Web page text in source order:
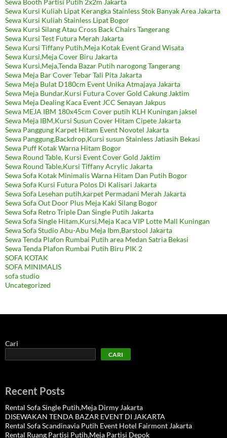
Sewa Kursi Kuliah Lipat Kerangka Stainless Stok Banyak Area Jakarta
Sewa Kursi Kuliah Stainless Lipat Bogor
Sewa Kursi Silang Atau Cross Back Chairs Tangerang
Sewa Kursi Test Futura Merah Jakarta
Sewa Kursi Tiffany Putih,Meja Kotak Event Grand Wisata
Sewa Kursi,Meja Cover Biru Jakarta
Sewa Kursi,Meja,Tenda Bazar Putih narogong Tangerang
Sewa Meja Bar Cover Tebar Tali Pita Jakarta
Sewa Meja Bulat D180cm Event Unika Atmajaya Jakarta
Sewa Meja Bundar,Kursi Futura Cover Gold Cakung Jaktim
Sewa Meja Dealing Kaca Event JCC Senayan Jakpus
Sewa MEJA IBM 180x45cm Cover putih KLH Kuningan jaksel
Sewa Meja IBM,Kursi Susun Cover Hitam Cipete Jakarta
Sewa Panggung Karpet Hitam Event Novotel Jakarta
Sewa Panggung,Backdrop,Kursi susun Stainless Jatiasih Bekasi
Sewa Puff Kotak Warna Hitam Bogor
Sewa Round Table, Kursi Event Cover Gold Jaktim
Sewa Round Table,Kursi Tiffany Acrylic Jakarta
Sewa Sofa Kotak Minimalis Warna Hitam Dan Putih Bogor
Sewa Sofa Kursi Futura Polos Di Kalisari Jakarta
Sewa Sofa Lesehan putih,karpet Permadani Merah Jakarta
Sewa Sofa Out Door Plus Meja Kaki Silang Bogor
Sewa Sofa Retro Triple Dan Single Putih Jakarta
Sewa Sofa Single Hitam,Kursi,Meja Kaca VIP Lotte Mall Kuningan
Sewa Sofa Studio Abu-Abu Meja Ibm,Barstool Jakarta
Sewa Tenda Plafon Rumbai Putih area Medan Satria Bekasi
Sewa Tenda Plafon Rumbai Putih Biru PIK 2
SOFA KOTAK
SOFA MINIMALIS
sofa studio
Uncategorized
Cari
CARI
Recent Posts
Rental Sofa Single Putih,Meja Dirmy Jakarta
DISEWAKAN TENDA BAZAR EVENT DI JAKARTA
Rental Sofa Scandinavia Putih Event Hotel Fairmont Jakarta
Rental Ruang Partisi Putih,Meja Partisi Depok